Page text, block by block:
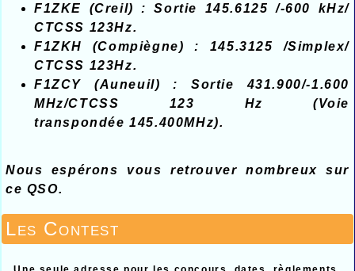
F1ZKE (Creil) : Sortie 145.6125 /-600 kHz/
CTCSS 123Hz.
F1ZKH (Compiègne) : 145.3125 /Simplex/
CTCSS 123Hz.
F1ZCY (Auneuil) : Sortie 431.900/-1.600
MHz/CTCSS 123 Hz (Voie
transpondée 145.400MHz).
Nous espérons vous retrouver nombreux sur
ce QSO.
Les Contest